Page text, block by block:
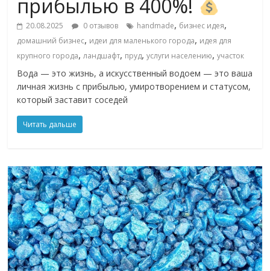
прибылью в 400%!
20.08.2025 0 отзывов handmade, бизнес идея,
домашний бизнес, идеи для маленького города, идея для
крупного города,ландшафт, пруд,услуги населению,участок
Вода — это жизнь, а искусственный водоем — это ваша
личная жизнь с прибылью, умиротворением и статусом,
который заставит соседей
Читать дальше